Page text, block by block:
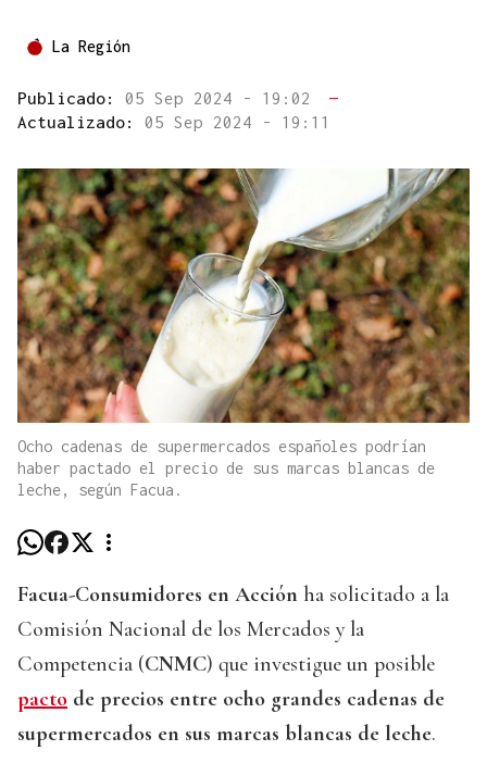
La Región
Publicado: 05 Sep 2024 - 19:02
—
Actualizado: 05 Sep 2024 - 19:11
Ocho cadenas de supermercados españoles podrían
haber pactado el precio de sus marcas blancas de
leche, según Facua.
Facua-Consumidores en Acción ha solicitado a la
Comisión Nacional de los Mercados y la
Competencia (CNMC) que investigue un posible
pacto de precios entre ocho grandes cadenas de
supermercados en sus marcas blancas de leche.